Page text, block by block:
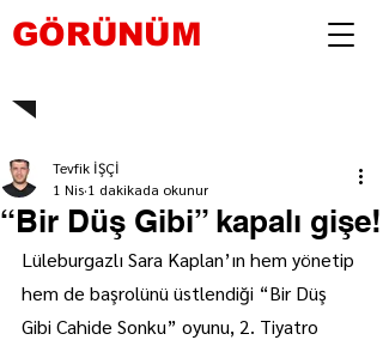
GÖRÜNÜM
“Bir Düş Gibi” kapalı gişe!
Tevfik İŞÇİ
1 Nis 1 dakikada okunur
Lüleburgazlı Sara Kaplan’ın hem yönetip
hem de başrolünü üstlendiği “Bir Düş
Gibi Cahide Sonku” oyunu, 2. Tiyatro